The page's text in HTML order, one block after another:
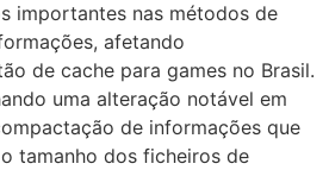
importantes nas métodos de
afetando
de cache para games no Brasil.
uma alteração notável em
de informações que
tamanho dos ficheiros de